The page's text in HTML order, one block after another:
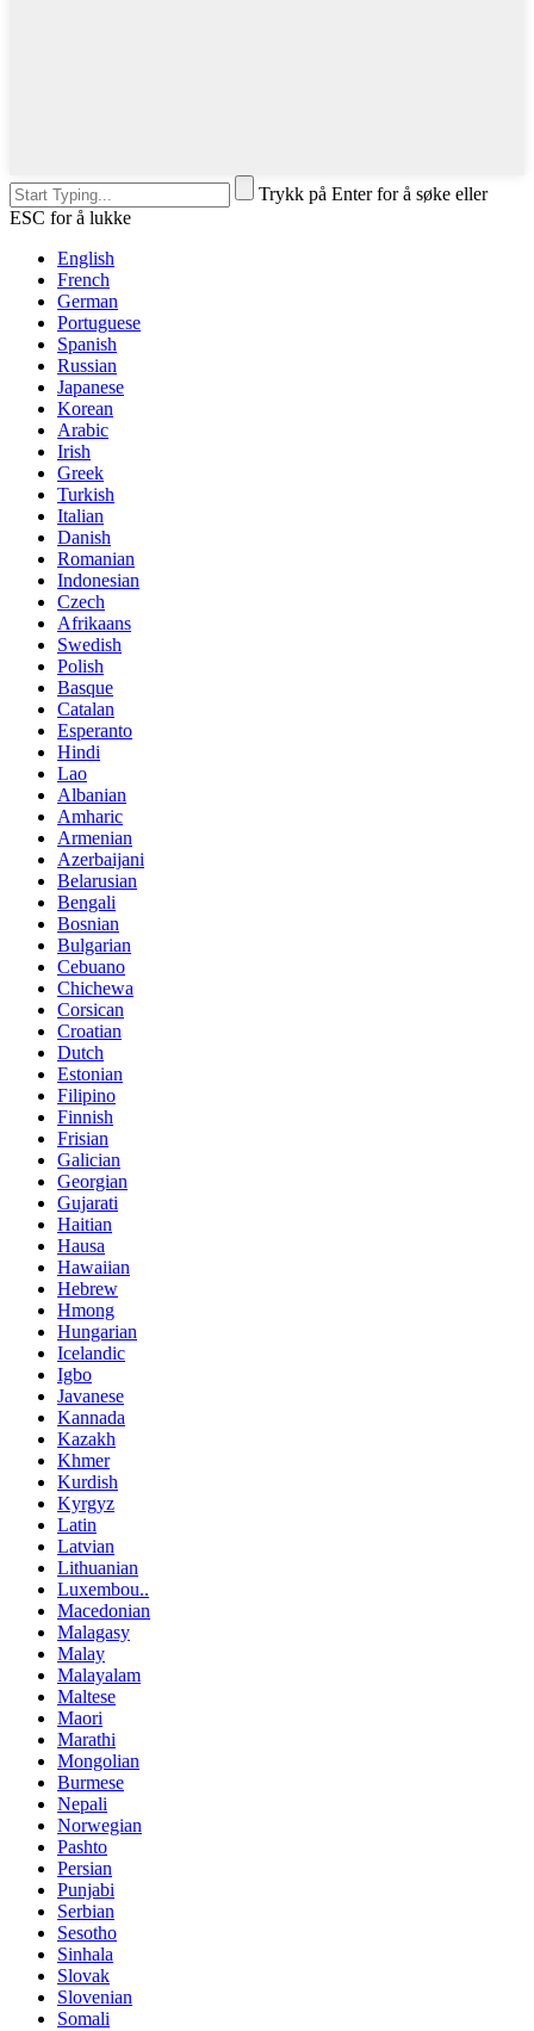
Trykk på Enter for å søke eller
ESC for å lukke
English
French
German
Portuguese
Spanish
Russian
Japanese
Korean
Arabic
Irish
Greek
Turkish
Italian
Danish
Romanian
Indonesian
Czech
Afrikaans
Swedish
Polish
Basque
Catalan
Esperanto
Hindi
Lao
Albanian
Amharic
Armenian
Azerbaijani
Belarusian
Bengali
Bosnian
Bulgarian
Cebuano
Chichewa
Corsican
Croatian
Dutch
Estonian
Filipino
Finnish
Frisian
Galician
Georgian
Gujarati
Haitian
Hausa
Hawaiian
Hebrew
Hmong
Hungarian
Icelandic
Igbo
Javanese
Kannada
Kazakh
Khmer
Kurdish
Kyrgyz
Latin
Latvian
Lithuanian
Luxembou..
Macedonian
Malagasy
Malay
Malayalam
Maltese
Maori
Marathi
Mongolian
Burmese
Nepali
Norwegian
Pashto
Persian
Punjabi
Serbian
Sesotho
Sinhala
Slovak
Slovenian
Somali